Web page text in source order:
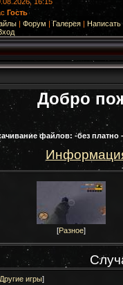
Гость
| Форум |Галерея |
Добро
файлов: -без платно
[Разное]
игры]